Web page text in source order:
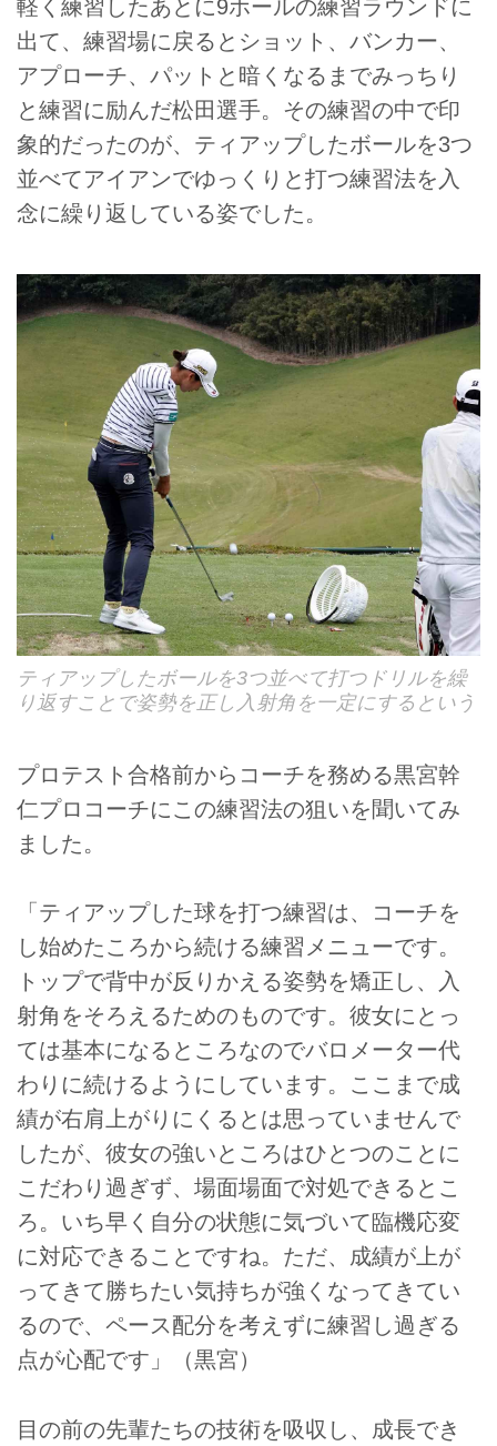
軽く練習したあとに9ホールの練習ラウンドに
出て、練習場に戻るとショット、バンカー、
アプローチ、パットと暗くなるまでみっちり
と練習に励んだ松田選手。その練習の中で印
象的だったのが、ティアップしたボールを3つ
並べてアイアンでゆっくりと打つ練習法を入
念に繰り返している姿でした。
ティアップしたボールを3つ並べて打つドリルを繰
り返すことで姿勢を正し入射角を一定にするという
プロテスト合格前からコーチを務める黒宮幹
仁プロコーチにこの練習法の狙いを聞いてみ
ました。
「ティアップした球を打つ練習は、コーチを
し始めたころから続ける練習メニューです。
トップで背中が反りかえる姿勢を矯正し、入
射角をそろえるためのものです。彼女にとっ
ては基本になるところなのでバロメーター代
わりに続けるようにしています。ここまで成
績が右肩上がりにくるとは思っていませんで
したが、彼女の強いところはひとつのことに
こだわり過ぎず、場面場面で対処できるとこ
ろ。いち早く自分の状態に気づいて臨機応変
に対応できることですね。ただ、成績が上が
ってきて勝ちたい気持ちが強くなってきてい
るので、ペース配分を考えずに練習し過ぎる
点が心配です」（黒宮）
目の前の先輩たちの技術を吸収し、成長でき